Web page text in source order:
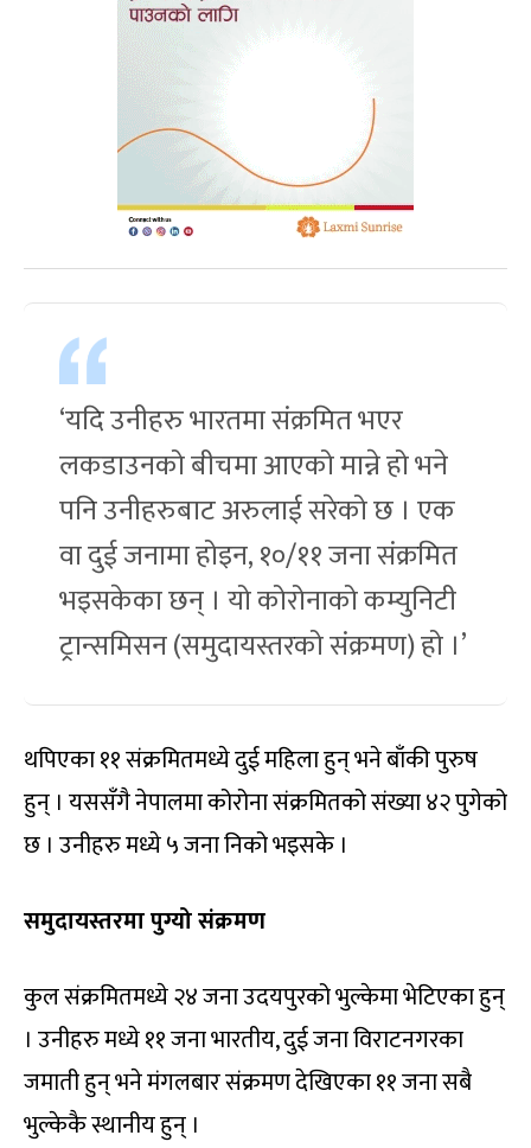
‘यदि उनीहरु भारतमा संक्रमित भएर
लकडाउनको बीचमा आएको मान्ने हो भने
पनि उनीहरुबाट अरुलाई सरेको छ । एक
वा दुई जनामा होइन, १०/११ जना संक्रमित
भइसकेका छन् । यो कोरोनाको कम्युनिटी
ट्रान्समिसन (समुदायस्तरको संक्रमण) हो ।’
थपिएका ११ संक्रमितमध्ये दुई महिला हुन् भने बाँकी पुरुष
हुन् । यससँगै नेपालमा कोरोना संक्रमितको संख्या ४२ पुगेको
छ । उनीहरु मध्ये ५ जना निको भइसके ।
समुदायस्तरमा पुग्यो संक्रमण
कुल संक्रमितमध्ये २४ जना उदयपुरको भुल्केमा भेटिएका हुन्
। उनीहरु मध्ये ११ जना भारतीय, दुई जना विराटनगरका
जमाती हुन् भने मंगलबार संक्रमण देखिएका ११ जना सबै
भुल्केकै स्थानीय हुन् ।